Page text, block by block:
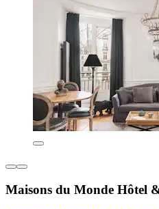
Maisons du Monde Hôtel